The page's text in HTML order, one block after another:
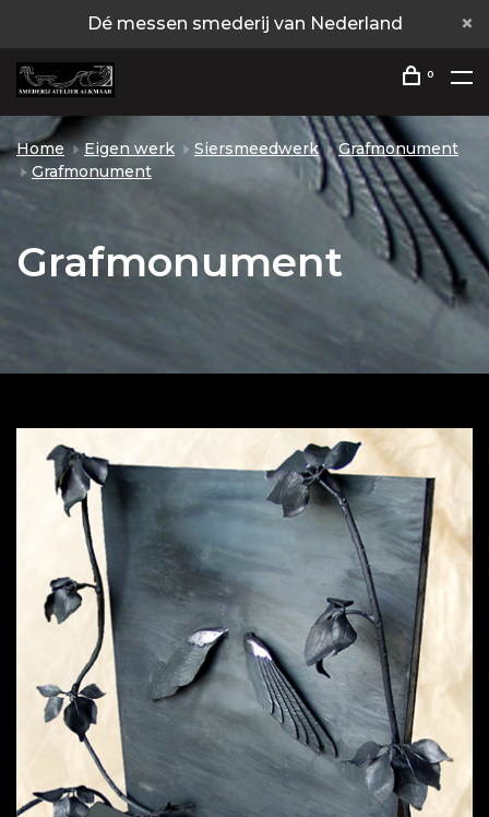
Dé messen smederij van Nederland
0
Home Eigen werk Siersmeedwerk
Grafmonument
Grafmonument
Grafmonument